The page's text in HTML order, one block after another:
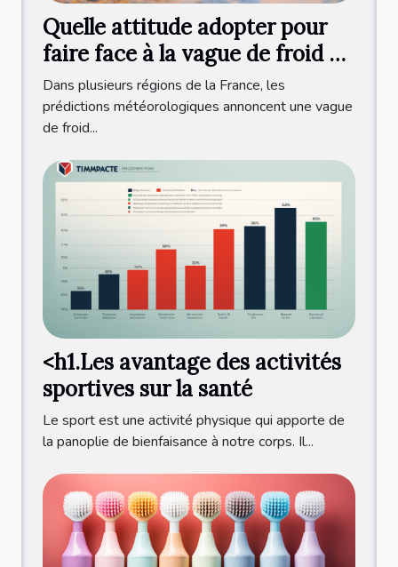
Quelle attitude adopter pour
faire face à la vague de froid en
France ?
Dans plusieurs régions de la France, les
prédictions météorologiques annoncent une vague
de froid...
<h1.Les avantage des activités
sportives sur la santé
Le sport est une activité physique qui apporte de
la panoplie de bienfaisance à notre corps. Il...